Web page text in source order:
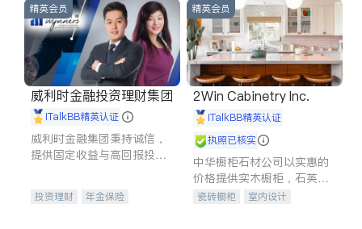
精英会员
威利时金融投资理财集团
iTalkBB精英认证
威利时金融集团秉持诚信，
提供固定收益与高回报投资
合，助力客户实现目标
投资理财
年金保险
精英会员
2Win Cabinetry Inc.
iTalkBB精英认证
执照已核实
中华橱柜石材公司以实惠的
价格提供实木橱柜，石英石
台面，多种优质不锈钢水
瓷砖橱柜
室内设计